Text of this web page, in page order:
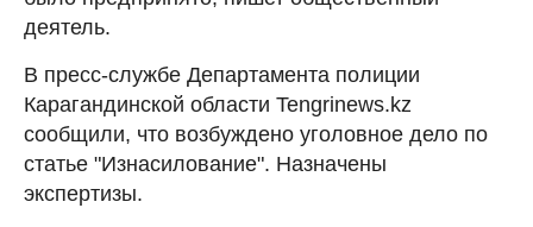
деятель.
В пресс-службе Департамента полиции
Карагандинской области Tengrinews.kz
сообщили, что возбуждено уголовное дело по
статье "Изнасилование". Назначены
экспертизы.